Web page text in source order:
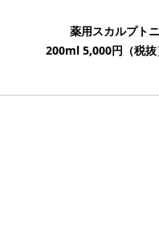
薬用スカルプト
200ml 5,000円（税